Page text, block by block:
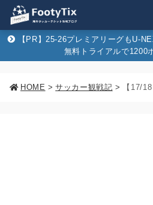
【PR】25-26プレミアリーグもU-
無料トライアルで1200
HOME > サッカー観戦記 >